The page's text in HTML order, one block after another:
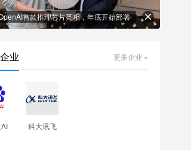
首款推理芯片亮相，年底开始部署
业 更多企业 »
科大讯飞